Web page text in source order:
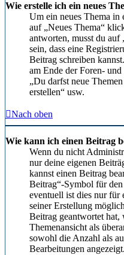
Wie erstelle ich ein neues
Um ein neues Thema in
auf „Neues Thema“
antworten, musst du
sein, dass eine
Beitrag schreiben
am Ende der Foren-
„Du darfst neue
erstellen“ usw.
Nach oben
Wie kann ich einen Beitrag
Wenn du nicht
nur deine eigenen
kannst einen Beitrag
Beitrag“-Symbol für
eventuell ist dies nur für
seiner Erstellung
Beitrag geantwortet
Themenansicht als
sowohl die Anzahl als
Bearbeitungen